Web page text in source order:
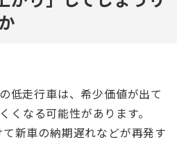
低走行車は、希少価値が出て
くなる可能性があります。
新車の納期遅れなどが再発す